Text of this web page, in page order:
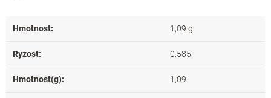
Hmotnost: 1,09 g
Ryzost: 0,585
Hmotnost(g): 1,09